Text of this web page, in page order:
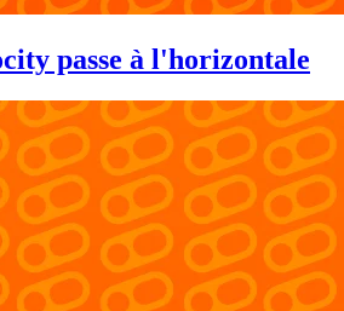
passe à l'horizontale